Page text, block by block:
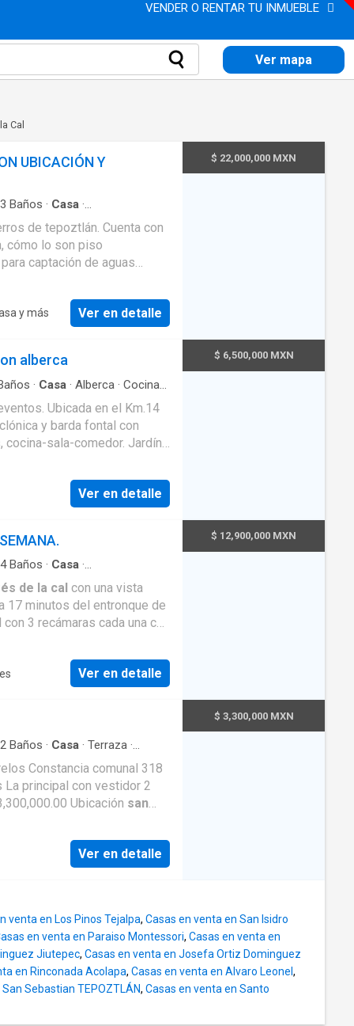
VENDER O RENTAR TU INMUEBLE
Ver mapa
Cal
UBICACIÓN Y
3 Baños · Casa ·
·Recámara con closet
Cuenta con
cómo lo son piso
captación de aguas
y traiga
del precioso amate amarillo
guayaba, chirimoya,
madera de pino y ventanas
y más Ver en detalle
$ 22,000,000 MXN
alberca
· Casa · Alberca · Cocina
el Km.14
Ver en detalle
$ 6,500,000 MXN
4Baños · Casa ·
de la cal con una vista
17 minutos del entronque de
3 recámaras cada una con
buen gusto, Palapa para
Se puede desarrollar un
son aproximadas Las
del inmueble por Lo que
Los gastos
información Recabada y
Ver en detalle
$ 12,900,000 MXN
2 Baños · Casa · Terraza ·
Constancia comunal 318
principal con vestidor 2
Ubicación san
Ver en detalle
$ 3,300,000 MXN
venta en Los Pinos Tejalpa, Casas en venta en San Isidro
en venta en Paraiso Montessori, Casas en venta en
Jiutepec, Casas en venta en Josefa Ortiz Dominguez
en Rinconada Acolapa, Casas en venta en Alvaro Leonel ,
Sebastian TEPOZTLÁN, Casas en venta en Santo